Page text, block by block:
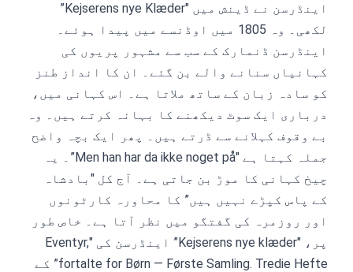
اینڈرسن نے ڈینش میں "Kejserens nye Klæder”
لکھی۔ وہ 1805 میں اوڈنسے میں پیدا ہوئے۔
اینڈرسن ڈنمارک کے سب سے مشہور پریوں کی
کہانیاں سنانے والے بن گئے۔ ان کا انداز طنز
کو سادہ زبان کے ساتھ ملاتا ہے۔ اس کہانی میں،
درباری ایک سوٹ دیکھنے کا بہانہ کرتے ہیں۔ وہ
بے وقوف کہلانے سے ڈرتے ہیں۔ پھر ایک بچہ واضح
جملہ کہتا ہے "Men han har da ikke noget på”۔ یہ
چیخ کہانی کا موڑ بن جاتی ہے۔ آج کل "بادشاہ
کے پاس کپڑے نہیں ہیں” کا محاورہ کارٹونوں
اور روزمرہ کی گفتگو میں نظر آتا ہے۔ خاص طور
پر، "Kejserens nye klæder” اینڈرسن کی "Eventyr,
fortalte for Børn — Første Samling. Tredie Hefte” کے